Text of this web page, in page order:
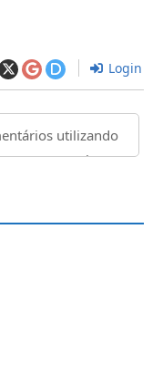
Login